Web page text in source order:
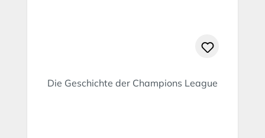
Die Geschichte der Champions League